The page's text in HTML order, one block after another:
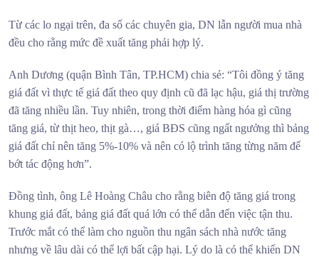
Từ các lo ngại trên, đa số các chuyên gia, DN lẫn người mua nhà
đều cho rằng mức đề xuất tăng phải hợp lý.
Anh Dương (quận Bình Tân, TP.HCM) chia sẻ: “Tôi đồng ý tăng
giá đất vì thực tế giá đất theo quy định cũ đã lạc hậu, giá thị trường
đã tăng nhiều lần. Tuy nhiên, trong thời điểm hàng hóa gì cũng
tăng giá, từ thịt heo, thịt gà…, giá BĐS cũng ngất ngưởng thì bảng
giá đất chỉ nên tăng 5%-10% và nên có lộ trình tăng từng năm để
bớt tác động hơn”.
Đồng tình, ông Lê Hoàng Châu cho rằng biên độ tăng giá trong
khung giá đất, bảng giá đất quá lớn có thể dẫn đến việc tận thu.
Trước mắt có thể làm cho nguồn thu ngân sách nhà nước tăng
nhưng về lâu dài có thể lợi bất cập hại. Lý do là có thể khiến DN